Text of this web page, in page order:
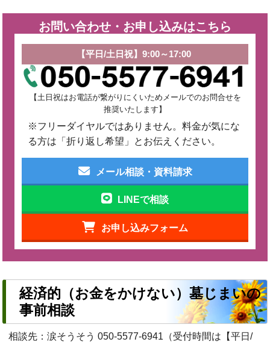
お問い合わせ・お申し込みはこちら
【平日/土日祝】9:00～17:00
【土日祝はお電話が繋がりにくいためメールでのお問合せを
推奨いたします】
※フリーダイヤルではありません。料金が気にな
る方は「折り返し希望」とお伝えください。
メール相談・資料請求
LINEで相談
お申し込みフォーム
経済的（お金をかけない）墓じまいの
事前相談
相談先：涙そうそう050-5577-6941 （受付時間は【平日/